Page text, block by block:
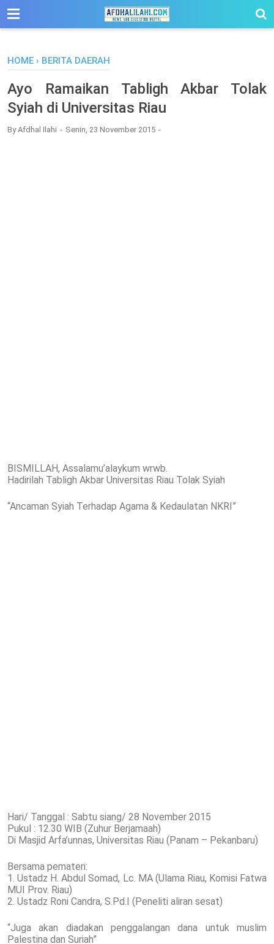
-->
HOME › BERITA DAERAH
Ayo Ramaikan Tabligh Akbar Tolak
Syiah di Universitas Riau
ByAfdhal Ilahi Senin, 23 November 2015
BISMILLAH, Assalamu’alaykum wrwb.
Hadirilah Tabligh Akbar Universitas Riau Tolak Syiah
“Ancaman Syiah Terhadap Agama & Kedaulatan NKRI”
Hari/ Tanggal : Sabtu siang/ 28 November 2015
Pukul : 12.30 WIB (Zuhur Berjamaah)
Di Masjid Arfa’unnas, Universitas Riau (Panam – Pekanbaru)
Bersama pemateri:
1. Ustadz H. Abdul Somad, Lc. MA (Ulama Riau, Komisi Fatwa
MUI Prov. Riau)
2. Ustadz Roni Candra, S.Pd.I (Peneliti aliran sesat)
“Juga akan diadakan penggalangan dana untuk muslim
Palestina dan Suriah”